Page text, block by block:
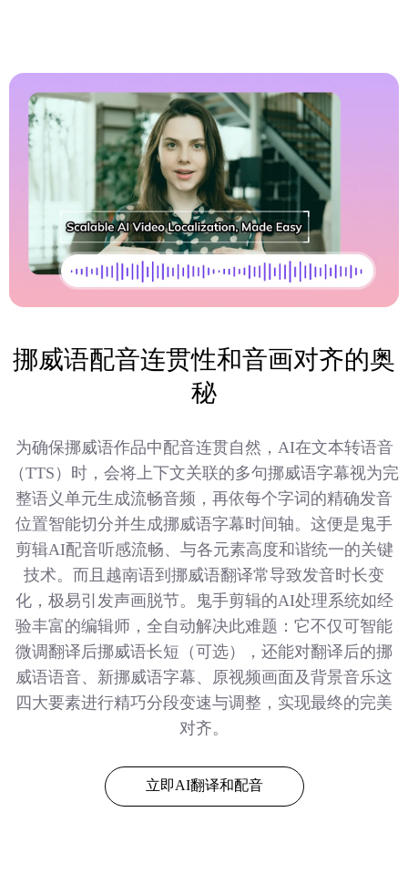
挪威语配音连贯性和音画对齐的奥
秘
为确保挪威语作品中配音连贯自然，AI在文本转语音
（TTS）时，会将上下文关联的多句挪威语字幕视为完
整语义单元生成流畅音频，再依每个字词的精确发音
位置智能切分并生成挪威语字幕时间轴。这便是鬼手
剪辑AI配音听感流畅、与各元素高度和谐统一的关键
技术。而且越南语到挪威语翻译常导致发音时长变
化，极易引发声画脱节。鬼手剪辑的AI处理系统如经
验丰富的编辑师，全自动解决此难题：它不仅可智能
微调翻译后挪威语长短（可选），还能对翻译后的挪
威语语音、新挪威语字幕、原视频画面及背景音乐这
四大要素进行精巧分段变速与调整，实现最终的完美
对齐。
立即AI翻译和配音